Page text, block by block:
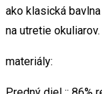
Veľkosť:
ako klasická
na utretie okuliarov.
materiály: